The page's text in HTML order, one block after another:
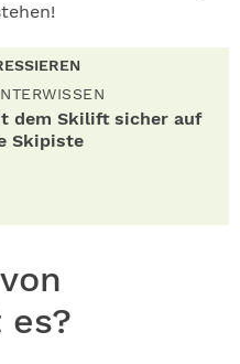
dem Skilift sicher auf
Skipiste